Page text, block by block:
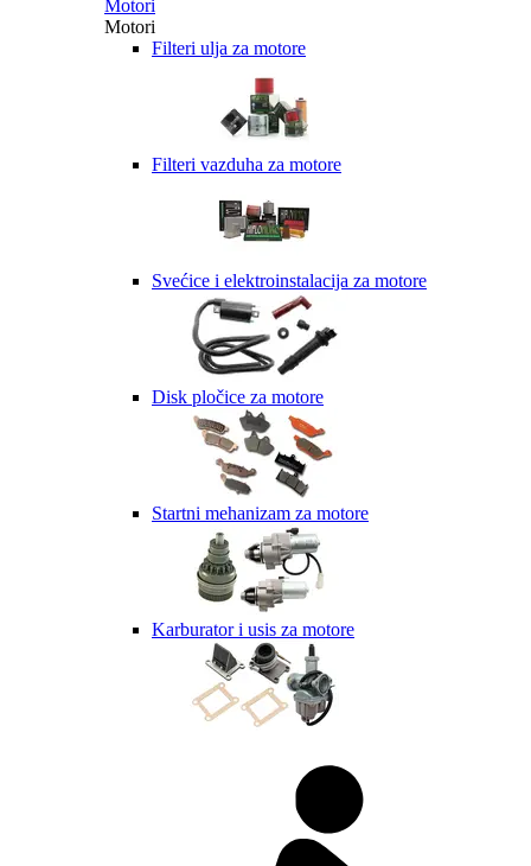
Motori
Motori
Filteri ulja za motore
Filteri vazduha za motore
Svećice i elektroinstalacija za motore
Disk pločice za motore
Startni mehanizam za motore
Karburator i usis za motore